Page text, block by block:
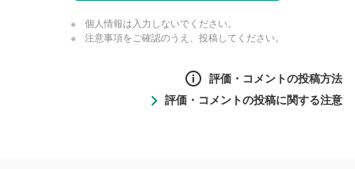
個人情報は入力しないでください。
注意事項をご確認のうえ、投稿してください。
評価・コメントの投稿方法
評価・コメントの投稿に関する注意